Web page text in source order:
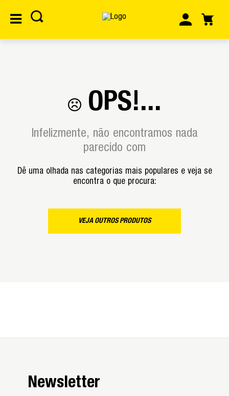
OPS!...
Infelizmente, não encontramos nada
parecido com
Dê uma olhada nas categorias mais populares e veja se
encontra o que procura:
VEJA OUTROS PRODUTOS
Newsletter